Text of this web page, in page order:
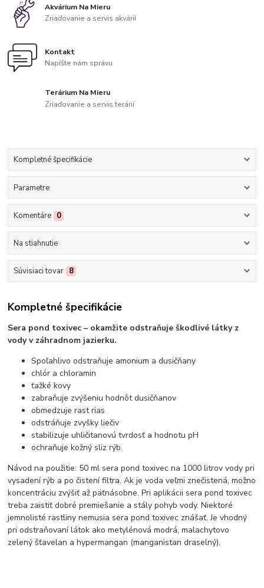
Akvárium Na Mieru
Zriaďovanie a servis akvárií
Kontakt
Napíšte nám správu
Terárium Na Mieru
Zriaďovanie a servis terárií
Kompletné špecifikácie
Parametre
Komentáre 0
Na stiahnutie
Súvisiaci tovar 8
Kompletné špecifikácie
Sera pond toxivec – okamžite odstraňuje škodlivé látky z
vody v záhradnom jazierku.
Spoľahlivo odstraňuje amonium a dusičňany
chlór a chloramin
ťažké kovy
zabraňuje zvýšeniu hodnôt dusičňanov
obmedzuje rast rias
odstráňuje zvyšky liečiv
stabilizuje uhličitanovú tvrdosť a hodnotu pH
ochraňuje kožný sliz rýb.
Návod na použitie: 50 ml sera pond toxivec na 1000 litrov vody pri
vysadení rýb a po čistení filtra. Ak je voda veľmi znečistená, možno
koncentráciu zvýšiť až päťnásobne. Pri aplikácii sera pond toxivec
treba zaistiť dobré premiešanie a stály pohyb vody. Niektoré
jemnolisté rastliny nemusia sera pond toxivec znášať. Je vhodný
pri odstraňovaní látok ako metylénová modrá, malachytovo
zelený šťavelan a hypermangan (manganistan draselný).